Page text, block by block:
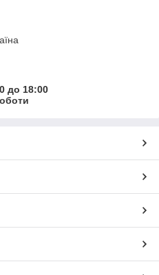
до 18:00